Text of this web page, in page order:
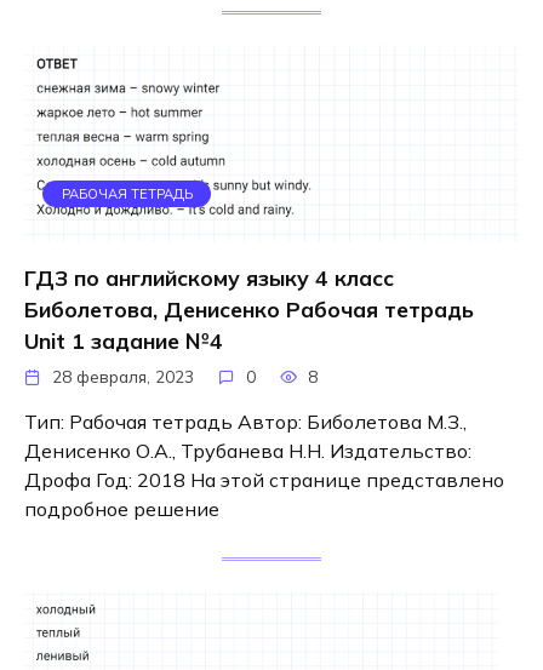
РАБОЧАЯ ТЕТРАДЬ
ГДЗ по английскому языку 4 класс
Биболетова, Денисенко Рабочая тетрадь
Unit 1 задание №4
28 февраля, 2023 0 8
Тип: Рабочая тетрадь Автор: Биболетова М.З.,
Денисенко О.А., Трубанева Н.Н. Издательство:
Дрофа Год: 2018 На этой странице представлено
подробное решение